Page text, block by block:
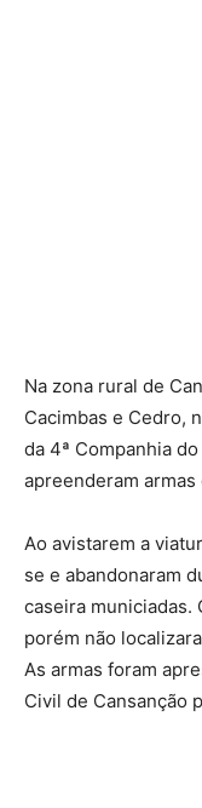
Na zona rural de
Cacimbas e Cedro,
da 4ª Companhia
apreenderam armas
Ao avistarem a
se e abandonaram
caseira municiadas.
porém não
As armas foram
Civil de Cansanção